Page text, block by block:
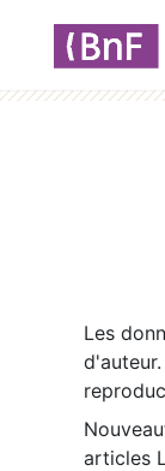
Les
articles